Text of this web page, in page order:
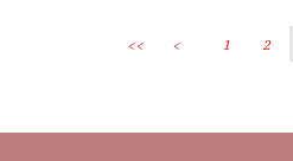
<< < 1 2